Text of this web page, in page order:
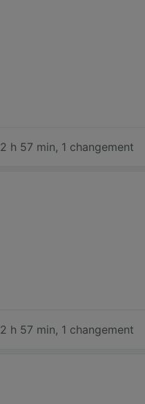
2 h 57 min, 1 changement
2 h 57 min, 1 changement